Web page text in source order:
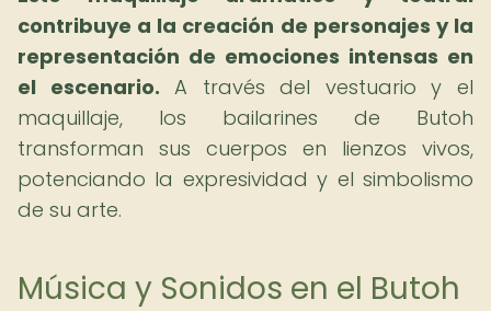
contribuye a la creación de personajes y la
representación de emociones intensas en
el escenario. A través del vestuario y el
maquillaje, los bailarines de Butoh
transforman sus cuerpos en lienzos vivos,
potenciando la expresividad y el simbolismo
de su arte.
Música y Sonidos en el Butoh